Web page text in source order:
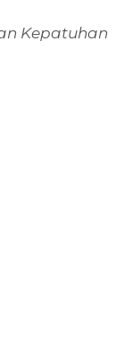
Kepatuhan